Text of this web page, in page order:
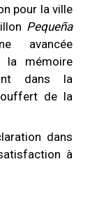
pour la ville
Pequeña
avancée
la mémoire
dans la
de la
dans
à